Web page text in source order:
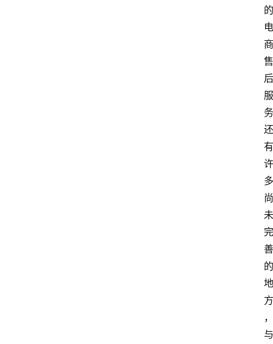
的
电
商
售
后
服
务
还
有
许
多
尚
未
完
善
的
地
方
，
与